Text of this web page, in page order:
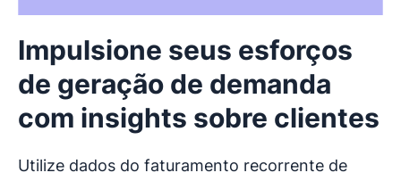
Impulsione seus esforços
de geração de demanda
com insights sobre clientes
Utilize dados do faturamento recorrente de